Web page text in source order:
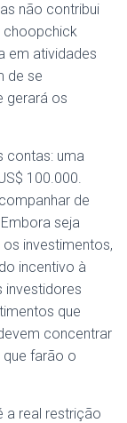
não contribui
choopchick
em atividades
de se
gerará os
contas: uma
100.000.
de
seja
investimentos,
incentivo à
investidores
que
concentrar
farão o
a real restrição